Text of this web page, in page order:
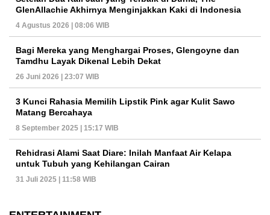
GlenAllachie Akhirnya Menginjakkan Kaki di Indonesia
4 Agustus 2026 | 08:06 WIB
Bagi Mereka yang Menghargai Proses, Glengoyne dan
Tamdhu Layak Dikenal Lebih Dekat
26 Juni 2026 | 23:07 WIB
3 Kunci Rahasia Memilih Lipstik Pink agar Kulit Sawo
Matang Bercahaya
8 September 2025 | 15:17 WIB
Rehidrasi Alami Saat Diare: Inilah Manfaat Air Kelapa
untuk Tubuh yang Kehilangan Cairan
31 Juli 2025 | 11:58 WIB